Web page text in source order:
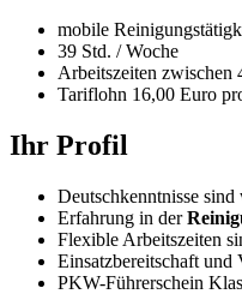
mobile
39 Std. / Woche
Arbeitszeiten zwischen
Tariflohn 16,00 Euro
Ihr Profil
Deutschkenntnisse sind
Erfahrung in der
Flexible Arbeitszeiten
Einsatzbereitschaft und
PKW-Führerschein